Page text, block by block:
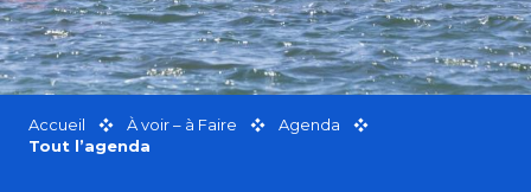
Accueil À voir – à Faire
Agenda
Tout l’agenda